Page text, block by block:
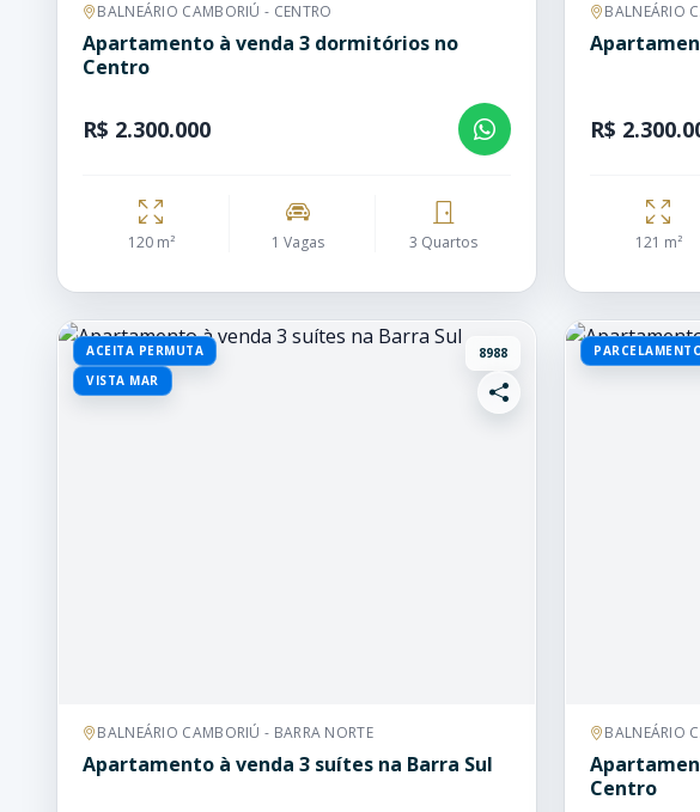
BALNEÁRIO CAMBORIÚ - CENTRO
Apartamento à venda 3 dormitórios no
Centro
R$ 2.300.000
120 m² 1 Vagas 3 Quartos
BALNEÁRIO
R$
121 m²
ACEITA PERMUTA
VISTA MAR
8988
BALNEÁRIO CAMBORIÚ - BARRA NORTE
Apartamento à venda 3 suítes na Barra Sul
BALNEÁRIO
Centro